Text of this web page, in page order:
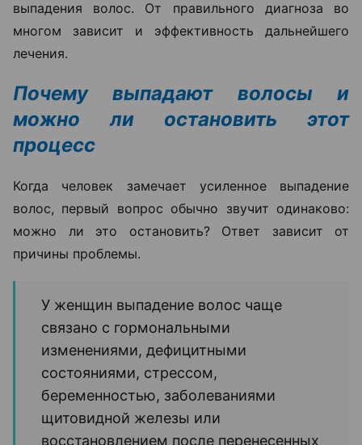
Одним из основных методов диагностики сегодня
считаетсятрихоскопия
Оно позволяет оценить состояние волосяных
фолликулов, плотность волос и выявить признаки
различных видов алопеции.
ферритина, витаминов, гормонов и других
показателей, которые могут влиять на рост волос.
«Не всем пациентам сразу нужны
процедуры. Иногда проблему удается
решить с помощью коррекции